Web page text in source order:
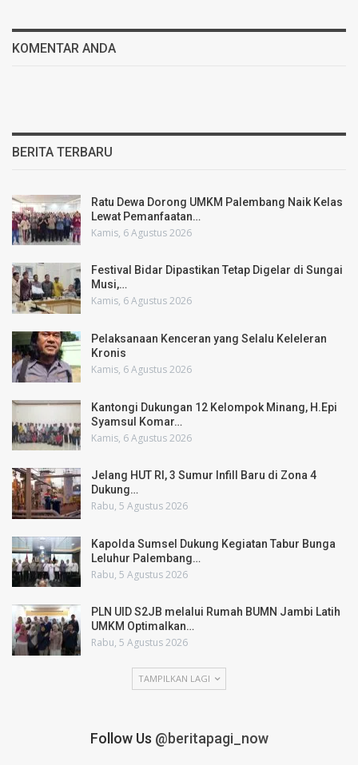
KOMENTAR ANDA
BERITA TERBARU
Ratu Dewa Dorong UMKM Palembang Naik Kelas
Lewat Pemanfaatan…
Kamis, 6 Agustus 2026
Festival Bidar Dipastikan Tetap Digelar di Sungai
Musi,…
Kamis, 6 Agustus 2026
Pelaksanaan Kenceran yang Selalu Keleleran
Kronis
Kamis, 6 Agustus 2026
Kantongi Dukungan 12 Kelompok Minang, H.Epi
Syamsul Komar…
Kamis, 6 Agustus 2026
Jelang HUT RI, 3 Sumur Infill Baru di Zona 4
Dukung…
Rabu, 5 Agustus 2026
Kapolda Sumsel Dukung Kegiatan Tabur Bunga
Leluhur Palembang…
Rabu, 5 Agustus 2026
PLN UID S2JB melalui Rumah BUMN Jambi Latih
UMKM Optimalkan…
Rabu, 5 Agustus 2026
TAMPILKAN LAGI
Follow Us @beritapagi_now